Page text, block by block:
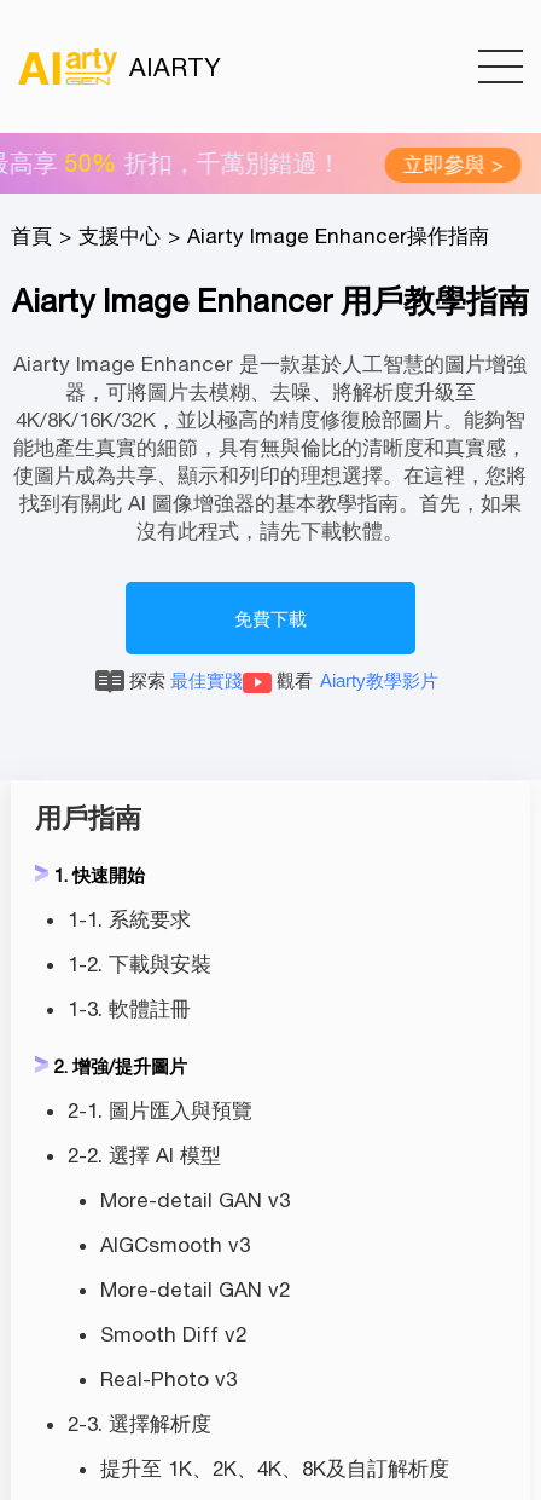
AIARTY
折扣，千萬別錯過！ 立即參與 > 2026
首頁 支援中心 Aiarty Image Enhancer操作指南
Aiarty Image Enhancer 用戶教學指南
Aiarty Image Enhancer 是一款基於人工智慧的圖片增強
器，可將圖片去模糊、去噪、將解析度升級至
4K/8K/16K/32K，並以極高的精度修復臉部圖片。能夠智
能地產生真實的細節，具有無與倫比的清晰度和真實感，
使圖片成為共享、顯示和列印的理想選擇。在這裡，您將
找到有關此 AI 圖像增強器的基本教學指南。首先，如果
沒有此程式，請先下載軟體。
免費下載
探索 最佳實踐 觀看 Aiarty教學影片
用戶指南
1. 快速開始
1-1. 系統要求
1-2. 下載與安裝
1-3. 軟體註冊
2. 增強/提升圖片
2-1. 圖片匯入與預覽
2-2. 選擇 AI 模型
More-detail GAN v3
AIGCsmooth v3
More-detail GAN v2
Smooth Diff v2
Real-Photo v3
2-3. 選擇解析度
提升至 1K、2K、4K、8K及自訂解析度